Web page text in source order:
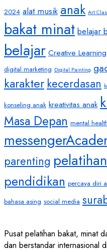
2024 alat musik anak Art
bakat minat belajar
belajar Creative Learning
digital marketing Digital Painting
karakter kecerdasan
konseling anak kreativitas anak
Masa Depan mental
parenting
pendidikan percaya diri
bahasa asing social media
Pusat pelatihan bakat, minat
dan berstandar internasional